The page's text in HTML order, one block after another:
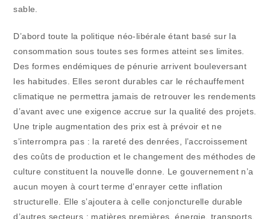
sable.
D’abord toute la politique néo-libérale étant basé sur la
consommation sous toutes ses formes atteint ses limites.
Des formes endémiques de pénurie arrivent bouleversant
les habitudes. Elles seront durables car le réchauffement
climatique ne permettra jamais de retrouver les rendements
d’avant avec une exigence accrue sur la qualité des projets.
Une triple augmentation des prix est à prévoir et ne
s’interrompra pas : la rareté des denrées, l’accroissement
des coûts de production et le changement des méthodes de
culture constituent la nouvelle donne. Le gouvernement n’a
aucun moyen à court terme d’enrayer cette inflation
structurelle. Elle s’ajoutera à celle conjoncturelle durable
d’autres secteurs ; matières premières, énergie, transports,